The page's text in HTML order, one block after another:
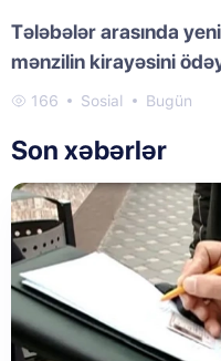
Tələbələr arasında
mənzilin kirayəsini
166 Sosial Bugün
Son xəbərlər